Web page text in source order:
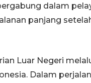
dalam
panjang
Luar Negeri
Dalam